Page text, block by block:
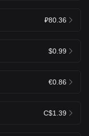
₽80.36
$0.99
€0.86
C$1.39